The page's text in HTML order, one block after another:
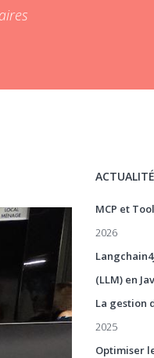
MCP et
2026
(LLM) en
La gestion
2025
Optimiser